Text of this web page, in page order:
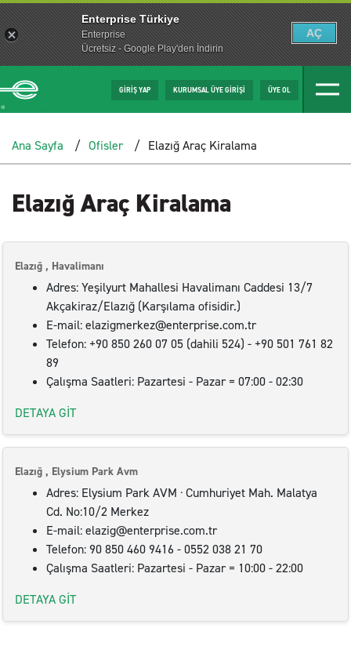
GİRİŞ YAP KURUMSAL ÜYE GİRİŞİ ÜYE OL
Ana Sayfa Ofisler Elazığ Araç Kiralama
Elazığ Araç Kiralama
Elazığ , Havalimanı
Adres: Yeşilyurt Mahallesi Havalimanı Caddesi 13/7
Akçakiraz/Elazığ (Karşılama ofisidir.)
E-mail: elazigmerkez@enterprise.com.tr
Telefon: +90 850 260 07 05 (dahili 524) - +90 501 761 82
89
Çalışma Saatleri: Pazartesi - Pazar = 07:00 - 02:30
DETAYA GİT
Elazığ , Elysium Park Avm
Adres: Elysium Park AVM · Cumhuriyet Mah. Malatya
Cd. No:10/2 Merkez
E-mail: elazig@enterprise.com.tr
Telefon: 90 850 460 9416 - 0552 038 21 70
Çalışma Saatleri: Pazartesi - Pazar = 10:00 - 22:00
DETAYA GİT
Enterprise Türkiye
Enterprise
Ücretsiz - Google Play'den İndirin
AÇ